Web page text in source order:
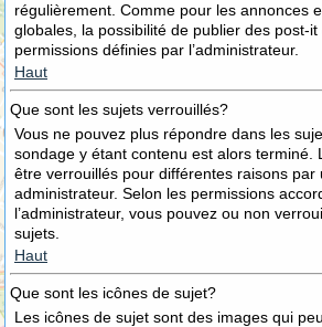
régulièrement. Comme pour les annonces
globales, la possibilité de publier des post-
permissions définies par l’administrateur.
Haut
Que sont les sujets verrouillés?
Vous ne pouvez plus répondre dans les
sondage y étant contenu est alors terminé.
être verrouillés pour différentes raisons par
administrateur. Selon les permissions
l’administrateur, vous pouvez ou non
sujets.
Haut
Que sont les icônes de sujet?
Les icônes de sujet sont des images qui